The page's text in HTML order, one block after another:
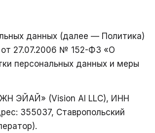
данных (далее — Политика)
от 27.07.2006 № 152-ФЗ «О
персональных данных и меры
ЭЙАЙ» (Vision AI LLC), ИНН
355037, Ставропольский